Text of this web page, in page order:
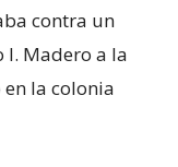
contra un
I. Madero a la
la colonia